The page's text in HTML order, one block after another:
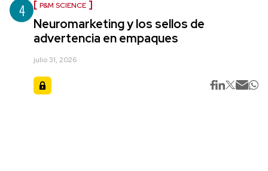
4 P&M SCIENCE
Neuromarketing y los sellos de
advertencia en empaques
julio 31, 2026